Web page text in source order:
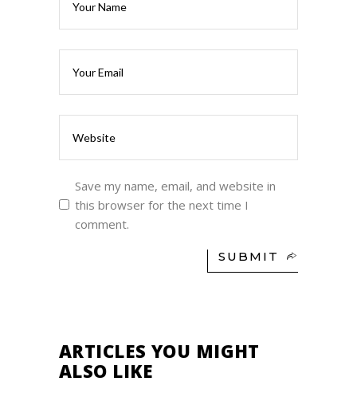
Save my name, email, and website in
this browser for the next time I
comment.
SUBMIT
ARTICLES YOU MIGHT
ALSO LIKE